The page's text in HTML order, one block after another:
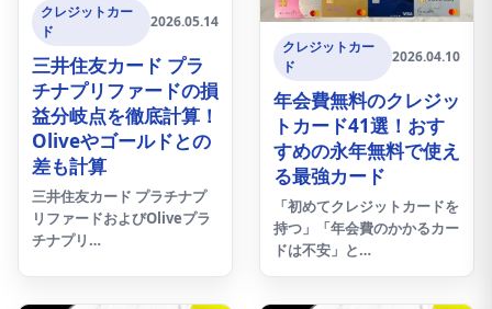
クレジットカー
ド
2026.05.14
三井住友カード プラ
チナプリファードの損
益分岐点を徹底計算！
Oliveやゴールドとの
差も計算
三井住友カード プラチナプ
リファードおよびOliveプラ
チナプリ…
クレジットカー
ド
2026.04.10
年会費無料のクレジッ
トカード41選！おす
すめの永年無料で使え
る最強カード
「初めてクレジットカードを
持つ」「年会費のかかるカー
ドは不安」と…